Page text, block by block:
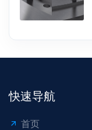
快速导航
首页